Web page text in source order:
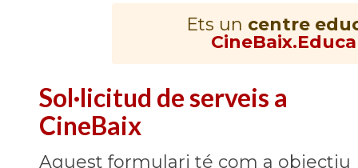
Ets un centre
CineBaix.Educa
Sol·licitud de serveis a
CineBaix
Aquest formulari té com a objectiu